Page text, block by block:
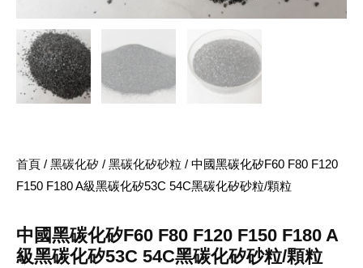
首頁 / 黑碳化矽 / 黑碳化矽砂粒 / 中國黑碳化矽F60 F80 F120
F150 F180 A級黑碳化矽53C 54C黑碳化矽砂粒/顆粒
中國黑碳化矽F60 F80 F120 F150 F180 A
級黑碳化矽53C 54C黑碳化矽砂粒/顆粒